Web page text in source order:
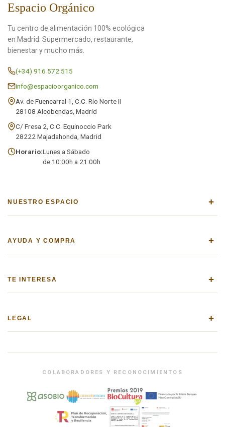
Espacio Orgánico
Tu centro de alimentación 100% ecológica
en Madrid. Supermercado, restaurante,
bienestar y mucho más.
(+34) 916 572 515
info@espacioorganico.com
Av. de Fuencarral 1, C.C. Río Norte II
28108 Alcobendas, Madrid
C/ Fresa 2, C.C. Equinoccio Park
28222 Majadahonda, Madrid
Horario:Lunes a Sábado
de 10:00h a 21:00h
NUESTRO ESPACIO +
AYUDA Y COMPRA +
TE INTERESA +
LEGAL +
COLABORADORES Y RECONOCIMIENTOS